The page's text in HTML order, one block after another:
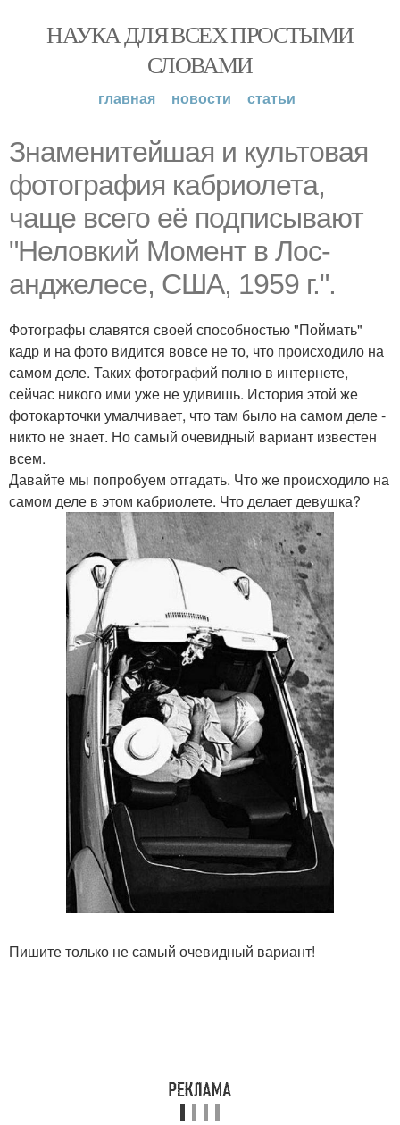
НАУКА ДЛЯ ВСЕХ ПРОСТЫМИ
СЛОВАМИ
главная новости статьи
Знаменитейшая и культовая
фотография кабриолета,
чаще всего её подписывают
"Неловкий Момент в Лос-
анджелесе, США, 1959 г.".
Фотографы славятся своей способностью "Поймать"
кадр и на фото видится вовсе не то, что происходило на
самом деле. Таких фотографий полно в интернете,
сейчас никого ими уже не удивишь. История этой же
фотокарточки умалчивает, что там было на самом деле -
никто не знает. Но самый очевидный вариант известен
всем.
Давайте мы попробуем отгадать. Что же происходило на
самом деле в этом кабриолете. Что делает девушка?
Пишите только не самый очевидный вариант!